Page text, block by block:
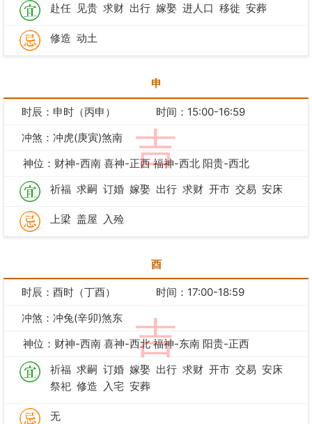
赴任 见贵 求财 出行 嫁娶 进人口 移徙 安葬
修造 动土
申
吉
时辰：申时（丙申）
时间：15:00-16:59
冲煞：冲虎(庚寅)煞南
神位：财神-西南 喜神-正西 福神-西北 阳贵-西北
祈福 求嗣 订婚 嫁娶 出行 求财 开市 交易 安床
上梁 盖屋 入殓
酉
吉
时辰：酉时（丁酉）
时间：17:00-18:59
冲煞：冲兔(辛卯)煞东
神位：财神-西南 喜神-西北 福神-东南 阳贵-正西
祈福 求嗣 订婚 嫁娶 出行 求财 开市 交易 安床
祭祀 修造 入宅 安葬
无